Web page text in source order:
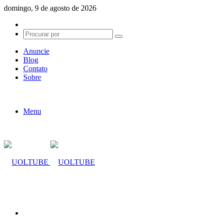
domingo, 9 de agosto de 2026
skin
Procurar
Anuncie
Blog
Contato
Sobre
Menu